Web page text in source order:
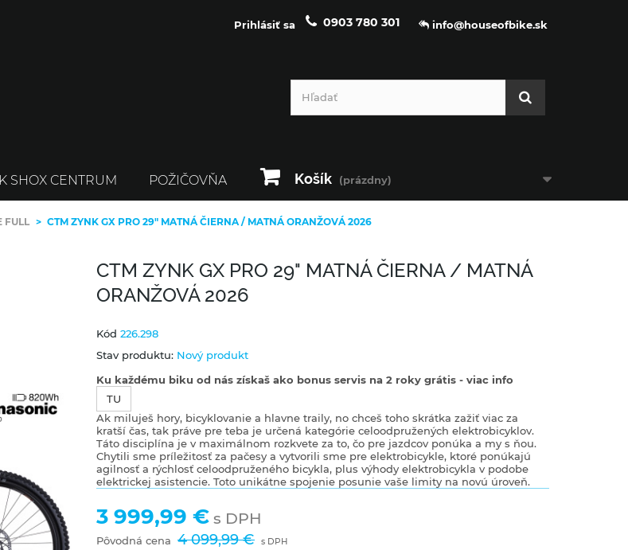
info@houseofbike.sk
0903 780 301
Prihlásiť sa
Košík (prázdny)
SHOX CENTRUM POŽIČOVŇA
FULL > CTM ZYNK GX PRO 29" MATNÁ ČIERNA / MATNÁ ORANŽOVÁ 2026
CTM ZYNK GX PRO 29" MATNÁ ČIERNA / MATNÁ
ORANŽOVÁ 2026
Kód 226.298
Stav produktu: Nový produkt
Ku každému biku od nás získaš ako bonus servis na 2 roky grátis - viac info
TU
Ak miluješ hory, bicyklovanie a hlavne traily, no chceš toho skrátka zažiť viac za
kratší čas, tak práve pre teba je určená kategórie celoodpružených elektrobicyklov.
Táto disciplína je v maximálnom rozkvete za to, čo pre jazdcov ponúka a my s ňou.
Chytili sme príležitosť za pačesy a vytvorili sme pre elektrobicykle, ktoré ponúkajú
agilnosť a rýchlosť celoodpruženého bicykla, plus výhody elektrobicykla v podobe
elektrickej asistencie. Toto unikátne spojenie posunie vaše limity na novú úroveň.
3 999,99 € s DPH
Pôvodná cena 4 099,99 € s DPH